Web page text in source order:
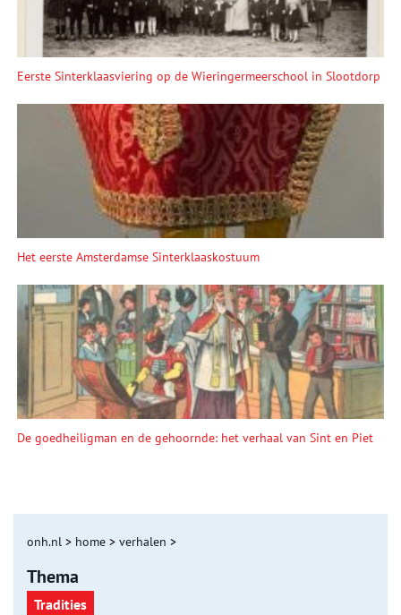
Eerste Sinterklaasviering op de Wieringermeerschool in Slootdorp
Het eerste Amsterdamse Sinterklaaskostuum
De goedheiligman en de gehoornde: het verhaal van Sint en Piet
onh.nl > home > verhalen >
Thema
Tradities